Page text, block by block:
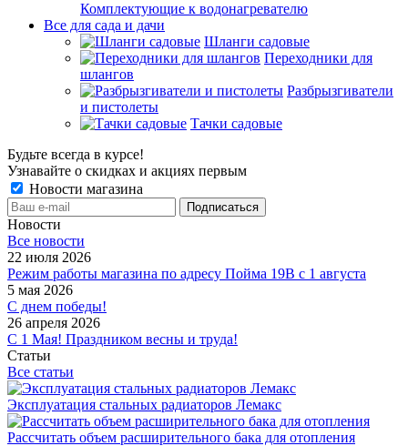
Комплектующие к водонагревателю
Все для сада и дачи
Шланги садовые
Переходники для
шлангов
Разбрызгиватели
и пистолеты
Тачки садовые
Будьте всегда в курсе!
Узнавайте о скидках и акциях первым
Новости магазина
Новости
Все новости
22 июля 2026
Режим работы магазина по адресу Пойма 19В с 1 августа
5 мая 2026
С днем победы!
26 апреля 2026
С 1 Мая! Праздником весны и труда!
Статьи
Все статьи
Эксплуатация стальных радиаторов Лемакс
Рассчитать объем расширительного бака для отопления